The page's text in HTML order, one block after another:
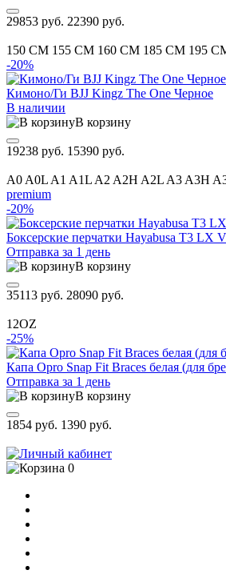
29853 руб. 22390 руб.
150 CM 155 CM 160 CM 185 CM 195
-20%
Кимоно/Ги BJJ Kingz The One Черное
В наличии
В корзину
19238 руб. 15390 руб.
A0 A0L A1 A1L A2 A2H A2L A3 A3H
premium
-20%
Боксерские перчатки Hayabusa T3 LX
Отправка за 1 день
В корзину
35113 руб. 28090 руб.
12OZ
-25%
Капа Opro Snap Fit Braces белая (для
Отправка за 1 день
В корзину
1854 руб. 1390 руб.
0